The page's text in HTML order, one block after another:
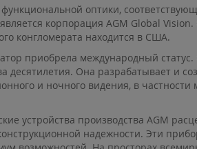
оптики,
корпорация AGM Global
конгломерата находится в США.
приобрела международный
десятилетия. Она разрабатывает и
и ночного видения, в частности
устройства производства AGM
надежности. Эти